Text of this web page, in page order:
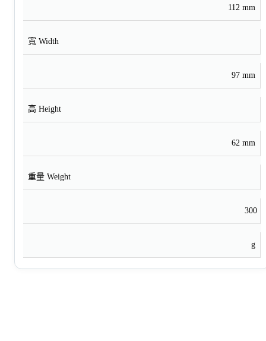
112 mm
寬 Width
97 mm
高 Height
62 mm
重量 Weight
300
g